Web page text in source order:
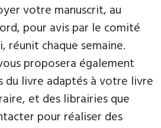
votre manuscrit, au
pour avis par le comité
réunit chaque semaine.
proposera également
du livre adaptés à votre livre
et des librairies que
pour réaliser des